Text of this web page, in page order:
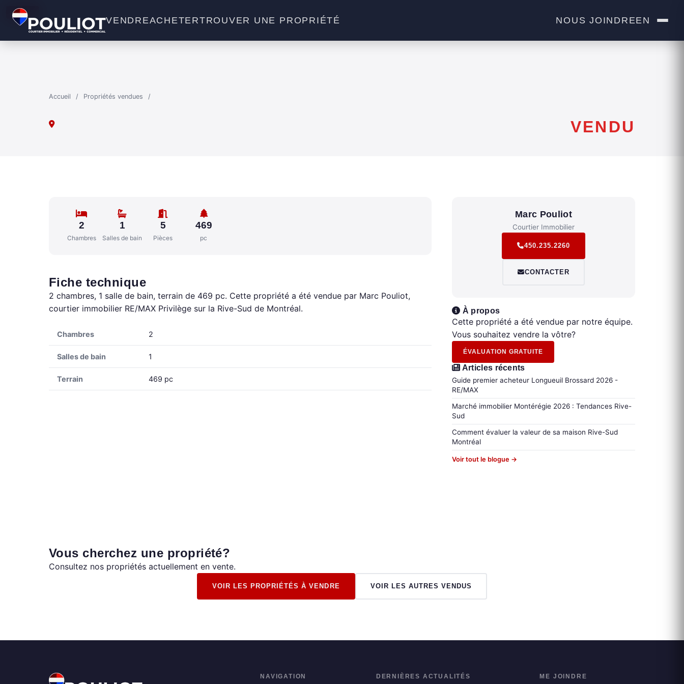
VENDREACHETERTROUVER UNE PROPRIÉTÉ NOUS JOINDREEN
Accueil / Propriétés vendues /
VENDU
VENDU
2
Chambres
1
Salles de bain
5
Pièces
469
pc
Fiche technique
2 chambres, 1 salle de bain, terrain de 469 pc. Cette propriété a été vendue par Marc Pouliot,
courtier immobilier RE/MAX Privilège sur la Rive-Sud de Montréal.
Chambres 2
Salles de bain 1
Terrain 469 pc
Marc Pouliot
Courtier Immobilier
450.235.2260
CONTACTER
À propos
Cette propriété a été vendue par notre équipe.
Vous souhaitez vendre la vôtre?
ÉVALUATION GRATUITE
Articles récents
Guide premier acheteur Longueuil Brossard 2026 -
RE/MAX
Marché immobilier Montérégie 2026 : Tendances Rive-
Sud
Comment évaluer la valeur de sa maison Rive-Sud
Montréal
Voir tout le blogue →
Vous cherchez une propriété?
Consultez nos propriétés actuellement en vente.
VOIR LES PROPRIÉTÉS À VENDRE VOIR LES AUTRES VENDUS
NAVIGATION DERNIÈRES ACTUALITÉS ME JOINDRE